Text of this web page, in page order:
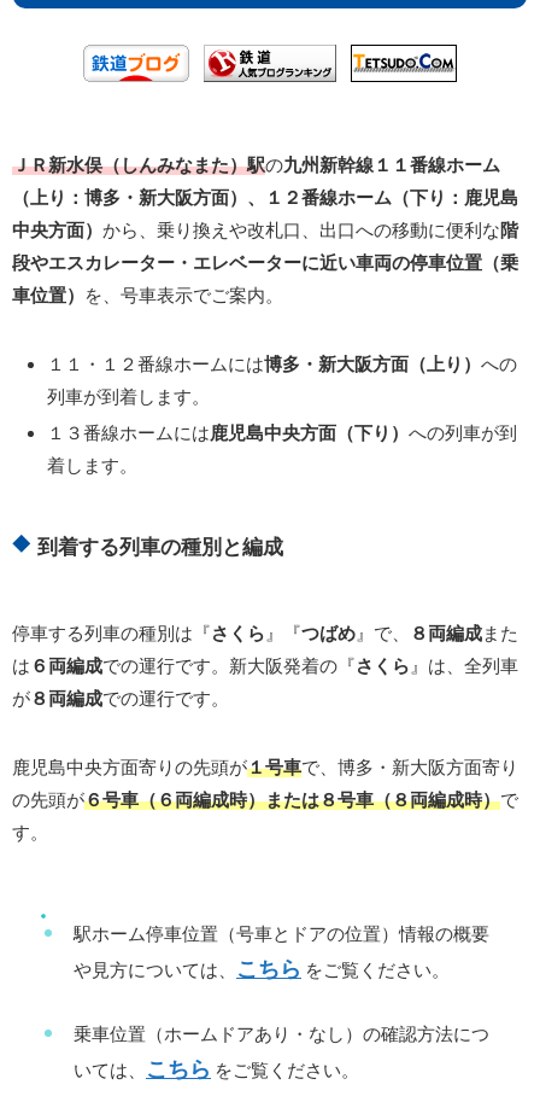
ＪＲ新水俣（しんみなまた）駅の九州新幹線１１番線ホーム
（上り：博多・新大阪方面）、１２番線ホーム（下り：鹿児島
中央方面） から、乗り換えや改札口、出口への移動に便利な階
段やエスカレーター・エレベーターに近い車両の停車位置（乗
車位置）
を、号車表示でご案内。
１１・１２番線ホームには博多・新大阪方面（上り） への
列車が到着します。
１３番線ホームには鹿児島中央方面（下り） への列車が到
着します。
到着する列車の種別と編成
停車する列車の種別は『さくら 』『つばめ 』で、 ８両編成また
は ６両編成での運行です。新大阪発着の『さくら 』は、全列車
が８両編成での運行です。
鹿児島中央方面寄りの先頭が１号車で、博多・新大阪方面寄り
の先頭が６号車（６両編成時）または８号車（８両編成時）で
す。
駅ホーム停車位置（号車とドアの位置）情報の概要
や見方については、
こちら をご覧ください。
乗車位置（ホームドアあり・なし）の確認方法につ
いては、
こちら をご覧ください。